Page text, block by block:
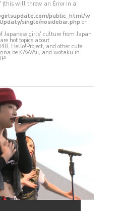
(this will throw an Error in a
public_html/w
single/nosidebar.php on
Japanese girls' culture from Japan
hot topics about
Hello!Project, and other cute
be KAWAii, and wotaku in